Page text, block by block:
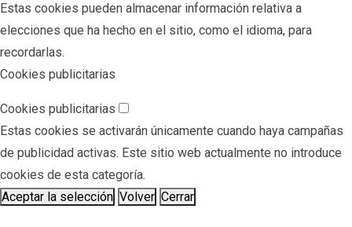
Estas cookies pueden almacenar información relativa a
elecciones que ha hecho en el sitio, como el idioma, para
recordarlas.
Cookies publicitarias
Cookies publicitarias
Estas cookies se activarán únicamente cuando haya campañas
de publicidad activas. Este sitio web actualmente no introduce
cookies de esta categoría.
Aceptar la selección Volver Cerrar